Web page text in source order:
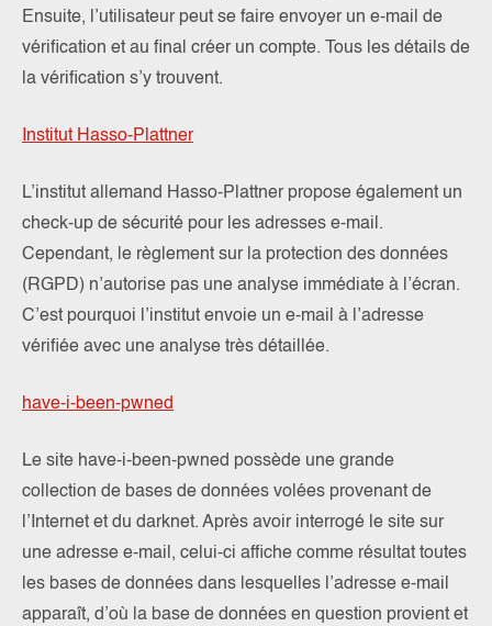
Ensuite, l’utilisateur peut se faire envoyer un e-mail de
vérification et au final créer un compte. Tous les détails de
la vérification s’y trouvent.
Institut Hasso-Plattner
L’institut allemand Hasso-Plattner propose également un
check-up de sécurité pour les adresses e-mail.
Cependant, le règlement sur la protection des données
(RGPD) n’autorise pas une analyse immédiate à l’écran.
C’est pourquoi l’institut envoie un e-mail à l’adresse
vérifiée avec une analyse très détaillée.
have-i-been-pwned
Le site have-i-been-pwned possède une grande
collection de bases de données volées provenant de
l’Internet et du darknet. Après avoir interrogé le site sur
une adresse e-mail, celui-ci affiche comme résultat toutes
les bases de données dans lesquelles l’adresse e-mail
apparaît, d’où la base de données en question provient et